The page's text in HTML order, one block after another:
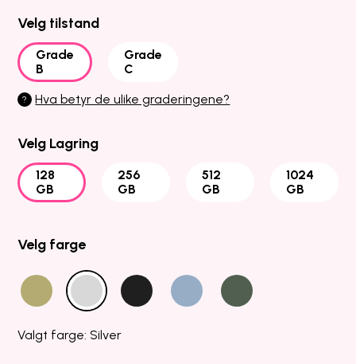
Velg tilstand
Grade
B
Grade
C
? Hva betyr de ulike graderingene?
Velg Lagring
128
GB
256
GB
512
GB
1024
GB
Velg farge
Valgt farge: Silver